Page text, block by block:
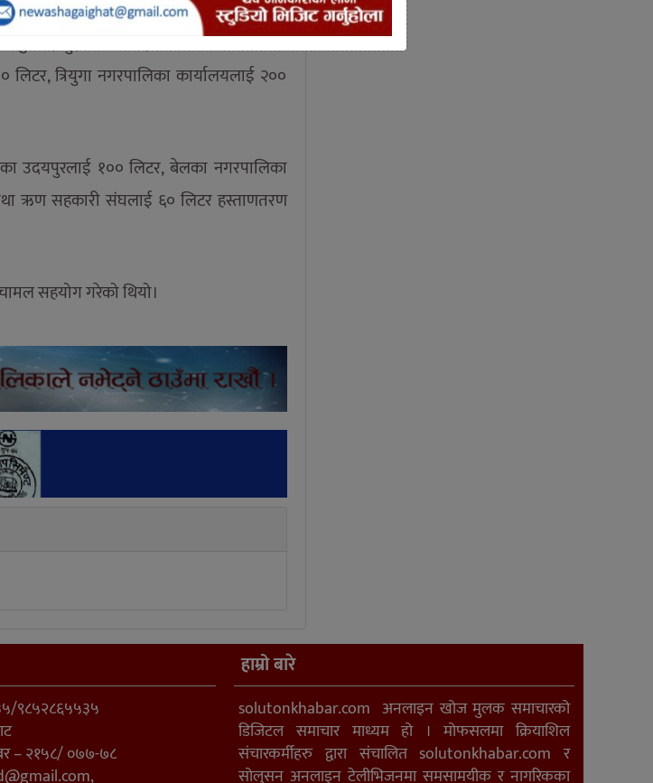
दुई सय लिटर, जिल्ला प्रहरी कार्यालय
त्रियुगा नगरपालिका कार्यालयलाई २००
उदयपुरलाई १०० लिटर, बेलका नगरपालिका
ऋण सहकारी संघलाई ६० लिटर हस्ताणतरण
सहयोग गरेको थियो।
९८५२८६५५३५
– २१५८/ ०७७-७८
,
हाम्रो बारे
solutonkhabar.com अनलाइन खोज मुलक समाचारको
डिजिटल समाचार माध्यम हो । मोफसलमा क्रियाशिल
संचारकर्मीहरु द्वारा संचालित solutonkhabar.com र
सोलुसन अनलाइन टेलीभिजनमा समसामयीक र नागरिकका